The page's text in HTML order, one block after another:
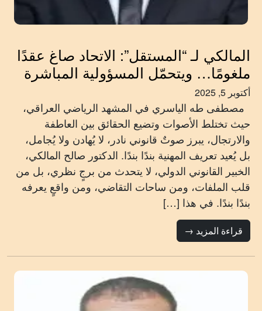
المالكي لـ “المستقل”: الاتحاد صاغ عقدًا
ملغومًا… ويتحمّل المسؤولية المباشرة
أكتوبر 5, 2025
مصطفى طه الياسري في المشهد الرياضي العراقي،
حيث تختلط الأصوات وتضيع الحقائق بين العاطفة
والارتجال، يبرز صوتٌ قانوني نادر، لا يُهادن ولا يُجامل،
بل يُعيد تعريف المهنية بندًا بندًا. الدكتور صالح المالكي،
الخبير القانوني الدولي، لا يتحدث من برجٍ نظري، بل من
قلب الملفات، ومن ساحات التقاضي، ومن واقعٍ يعرفه
بندًا بندًا. في هذا […]
قراءة المزيد →